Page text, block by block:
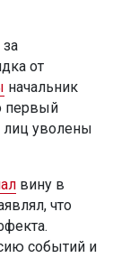
от
начальник
первый
лиц уволены
вину в
что
событий и